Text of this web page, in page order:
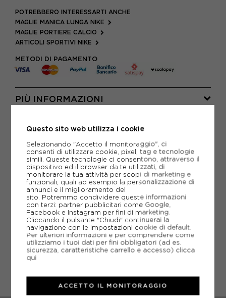
POTREBBERO INTERESSARTI ANCHE
MAGLIE MANICA LUNGA NIKE
MAGLIE PORTIERE CALCIO
ARTICOLI SPORTIVI NIKE
METODI DI PAGAMENTO
PIÙ INFORMAZIONI
GUIDA ALLE TAGLIE
CONSIGLIATI DA NOI
Questo sito web utilizza i cookie
Selezionando "Accetto il monitoraggio", ci
consenti di utilizzare cookie, pixel, tag e tecnologie
simili. Queste tecnologie ci consentono, attraverso il
dispositivo ed il browser da te utilizzati, di
monitorare la tua attività per scopi di marketing e
funzionali, quali ad esempio la personalizzazione di
annunci e il miglioramento del
sito. Potremmo condividere queste informazioni
con terzi: partner pubblicitari come Google,
Facebook e Instagram per fini di marketing.
Cliccando il pulsante "Chiudi" continuerai la
navigazione con le impostazioni cookie di default.
Per ulteriori informazioni e per comprendere come
utilizziamo i tuoi dati per fini obbligatori (ad es.
sicurezza, caratteristiche carrello e accesso) clicca
qui
ACCETTO IL MONITORAGGIO